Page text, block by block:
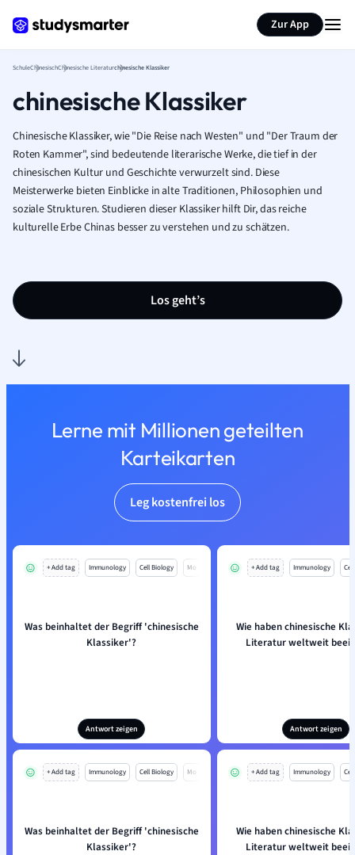
Zur App
SchuleChinesischChinesische Literaturchinesische Klassiker
chinesische Klassiker
Chinesische Klassiker, wie "Die Reise nach Westen" und "Der Traum der
Roten Kammer", sind bedeutende literarische Werke, die tief in der
chinesischen Kultur und Geschichte verwurzelt sind. Diese
Meisterwerke bieten Einblicke in alte Traditionen, Philosophien und
soziale Strukturen. Studieren dieser Klassiker hilft Dir, das reiche
kulturelle Erbe Chinas besser zu verstehen und zu schätzen.
Los geht’s
Lerne mit Millionen geteilten
Karteikarten
Leg kostenfrei los
+ Add tag Immunology Cell Biology Mo
Was beinhaltet der Begriff 'chinesische
Klassiker'?
Antwort zeigen
+ Add tag Immunology
Wie haben chinesische
Literatur weltweit
Antwort zeigen
+ Add tag Immunology Cell Biology Mo
Was beinhaltet der Begriff 'chinesische
Klassiker'?
+ Add tag Immunology
Wie haben chinesische
Literatur weltweit
Seite zusammenfassen